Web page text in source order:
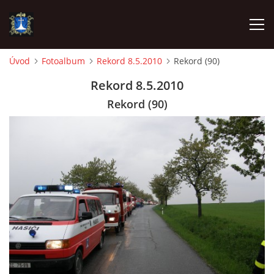
INFORMACE JEDNOTKY »
TECHNIKA
OZNAČENÍ HASIČSKÉ TECHNIKY
Úvod Fotoalbum Rekord 8.5.2010 Rekord (90)
Rekord 8.5.2010
Rekord (90)